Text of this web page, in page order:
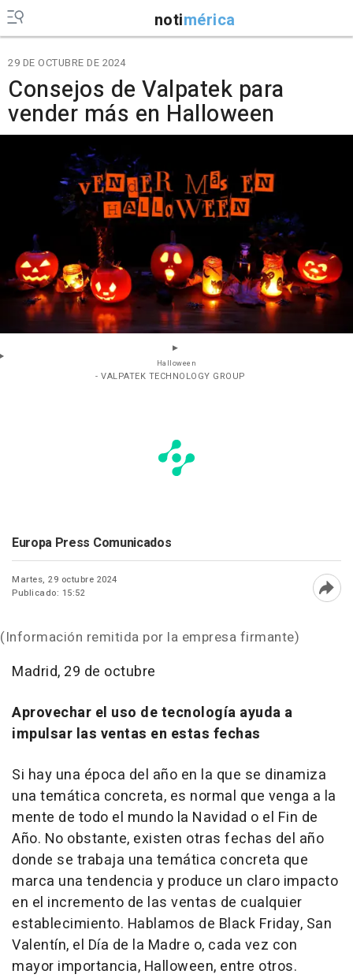
notimérica
29 DE OCTUBRE DE 2024
Consejos de Valpatek para
vender más en Halloween
Halloween
- VALPATEK TECHNOLOGY GROUP
Europa Press Comunicados
Martes, 29 octubre 2024
Publicado: 15:52
(Información remitida por la empresa firmante)
Madrid, 29 de octubre
Aprovechar el uso de tecnología ayuda a
impulsar las ventas en estas fechas
Si hay una época del año en la que se dinamiza
una temática concreta, es normal que venga a la
mente de todo el mundo la Navidad o el Fin de
Año. No obstante, existen otras fechas del año
donde se trabaja una temática concreta que
marca una tendencia y produce un claro impacto
en el incremento de las ventas de cualquier
establecimiento. Hablamos de Black Friday, San
Valentín, el Día de la Madre o, cada vez con
mayor importancia, Halloween, entre otros.